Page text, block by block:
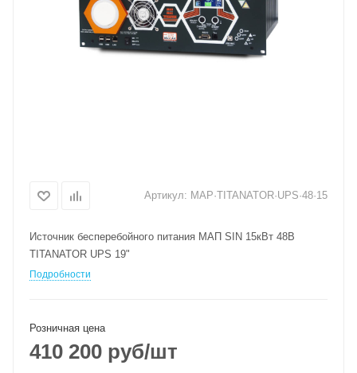
Артикул: MAP·TITANATOR·UPS·48·15
Источник бесперебойного питания МАП SIN 15кВт 48В
TITANATOR UPS 19"
Подробности
Розничная цена
410 200 руб/шт